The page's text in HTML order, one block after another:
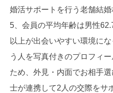
婚活サポートを行う老舗結
5、会員の平均年齢は男性
以上が出会いやすい環境に
う人を写真付きのプロフィ
ため、外見・内面でお相手
士が連携して2人の交際をサ